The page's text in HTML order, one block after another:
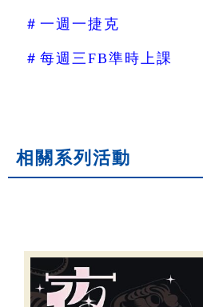
＃一週一捷克
＃每週三FB準時上課
相關系列活動